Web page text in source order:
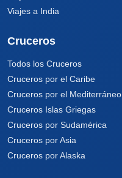
Viajes a India
Cruceros
Todos los Cruceros
Cruceros por el Caribe
Cruceros por el Mediterráneo
Cruceros Islas Griegas
Cruceros por Sudamérica
Cruceros por Asia
Cruceros por Alaska